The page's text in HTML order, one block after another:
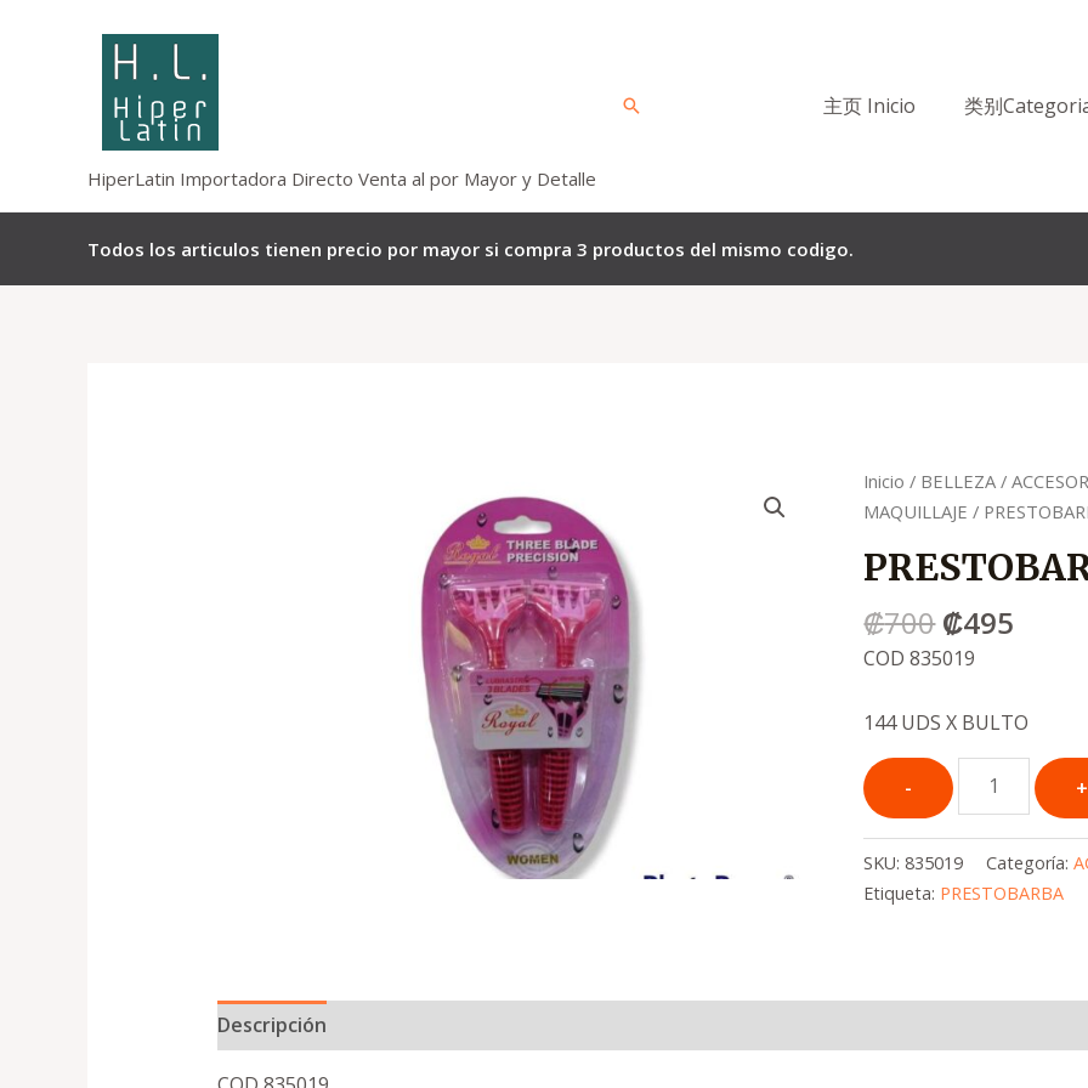
HiperLatin Importadora Directo Venta al por Mayor y Detalle
Buscar 主页 Inicio 类别
Todos los articulos tienen precio por mayor si compra 3 productos del mismo codigo.
Inicio / BELLEZA /
MAQUILLAJE /
₡700
El
precio
era:
₡700
₡495
El
es:
COD 835019
144 UDS X BULTO
Quantity
SKU:835019 Categoría:
Etiqueta: PRESTOBARBA
Descripción